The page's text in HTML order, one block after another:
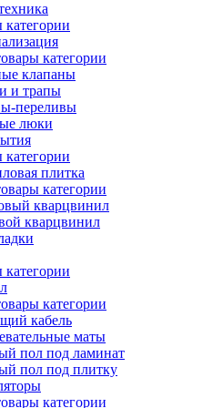
категории
категории
клапаны
и трапы
переливы
люки
категории
плитка
категории
кварцвинил
кварцвинил
категории
категории
кабель
маты
пол под ламинат
пол под плитку
категории